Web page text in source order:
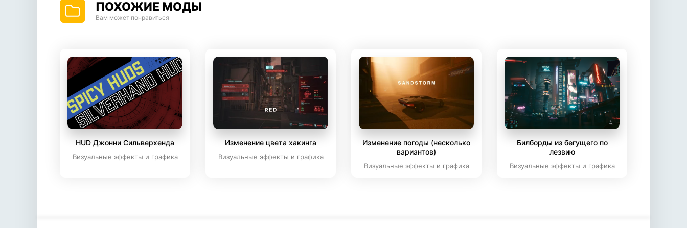
ПОХОЖИЕ МОДЫ
Вам может понравиться
HUD Джонни Сильверхенда
Визуальные эффекты и графика
Изменение цвета хакинга
Визуальные эффекты и графика
Изменение погоды (несколько
вариантов)
Визуальные эффекты и графика
Билборды из бегущего по
лезвию
Визуальные эффекты и графика